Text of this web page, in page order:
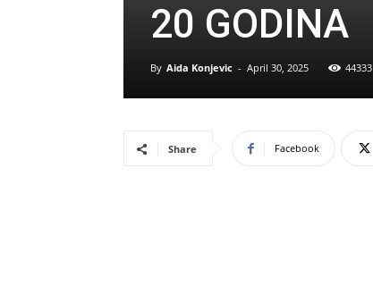
20 GODINA
By Aida Konjevic - April 30, 2025 44333
Share Facebook